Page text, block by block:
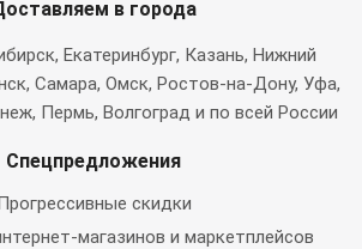
в города
Екатеринбург, Казань, Нижний
Самара, Омск, Ростов-на-Дону, Уфа,
Пермь, Волгоград и по всей России
Спецпредложения
скидки
магазинов и маркетплейсов